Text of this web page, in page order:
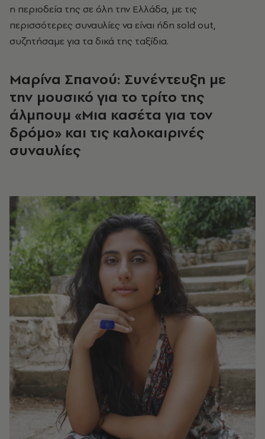
η περιοδεία της σε όλη την Ελλάδα, με τις
περισσότερες συναυλίες να είναι ήδη sold out,
συζητήσαμε για τα δικά της ταξίδια.
Μαρίνα Σπανού: Συνέντευξη με
την μουσικό για το τρίτο της
άλμπουμ «Μια κασέτα για τον
δρόμο» και τις καλοκαιρινές
συναυλίες